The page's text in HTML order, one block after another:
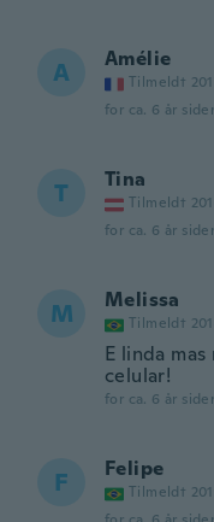
A Amélie
Tilmeldt
for ca. 6 år
T Tina
Tilmeldt
for ca. 6 år
M Melissa
Tilmeldt
E linda
celular!
for ca. 6 år
F Felipe
Tilmeldt